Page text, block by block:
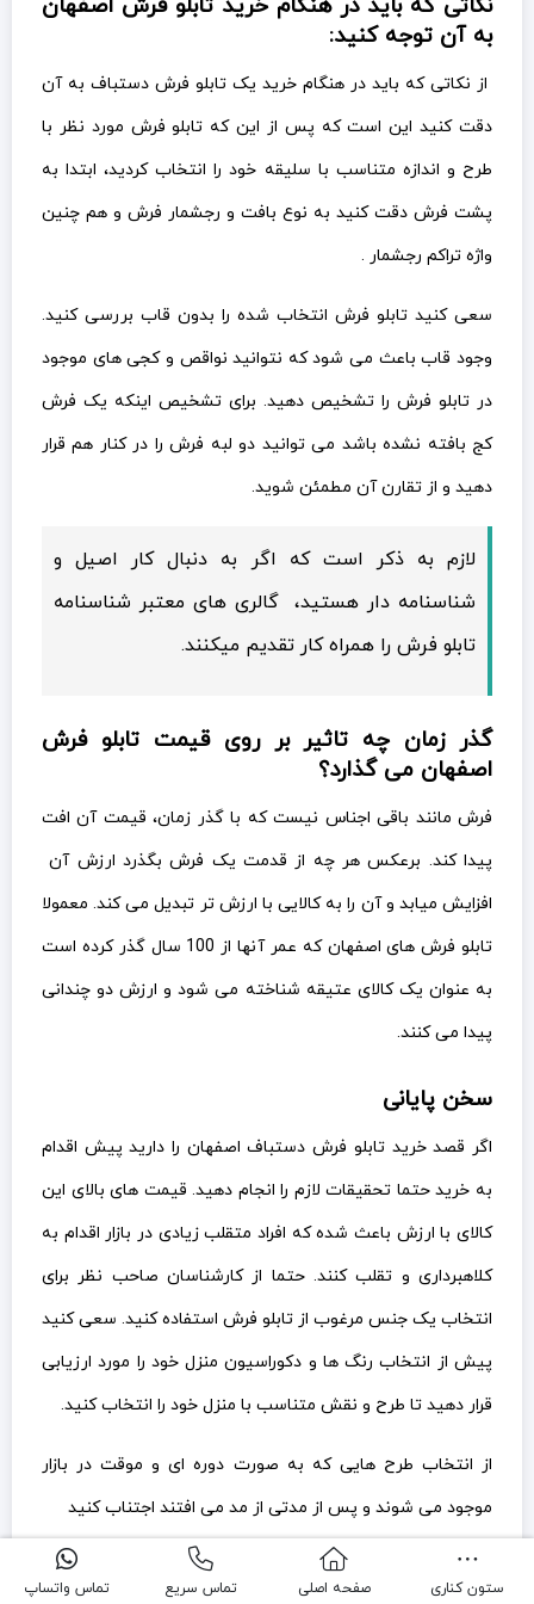
به آن توجه کنید:
از نکاتی که باید در هنگام خرید یک تابلو فرش دستباف به آن
دقت کنید این است که پس از این که تابلو فرش مورد نظر با
طرح و اندازه متناسب با سلیقه خود را انتخاب کردید، ابتدا به
پشت فرش دقت کنید به نوع بافت و رجشمار فرش و هم چنین
واژه تراکم رجشمار .
سعی کنید تابلو فرش انتخاب شده را بدون قاب بررسی کنید.
وجود قاب باعث می شود که نتوانید نواقص و کجی های موجود
در تابلو فرش را تشخیص دهید. برای تشخیص اینکه یک فرش
کج بافته نشده باشد می توانید دو لبه فرش را در کنار هم قرار
دهید و از تقارن آن مطمئن شوید.
لازم به ذکر است که اگر به دنبال کار اصیل و
شناسنامه دار هستید، گالری های معتبر شناسنامه
تابلو فرش را همراه کار تقدیم میکنند.
گذر زمان چه تاثیر بر روی قیمت تابلو فرش
اصفهان می گذارد؟
فرش مانند باقی اجناس نیست که با گذر زمان، قیمت آن افت
پیدا کند. برعکس هر چه از قدمت یک فرش بگذرد ارزش آن
افزایش میابد و آن را به کالایی با ارزش تر تبدیل می کند. معمولا
تابلو فرش های اصفهان که عمر آنها از 100 سال گذر کرده است
به عنوان یک کالای عتیقه شناخته می شود و ارزش دو چندانی
پیدا می کنند.
سخن پایانی
اگر قصد خرید تابلو فرش دستباف اصفهان را دارید پیش اقدام
به خرید حتما تحقیقات لازم را انجام دهید. قیمت های بالای این
کالای با ارزش باعث شده که افراد متقلب زیادی در بازار اقدام به
کلاهبرداری و تقلب کنند. حتما از کارشناسان صاحب نظر برای
انتخاب یک جنس مرغوب از تابلو فرش استفاده کنید. سعی کنید
پیش از انتخاب رنگ ها و دکوراسیون منزل خود را مورد ارزیابی
قرار دهید تا طرح و نقش متناسب با منزل خود را انتخاب کنید.
از انتخاب طرح هایی که به صورت دوره ای و موقت در بازار
موجود می شوند و پس از مدتی از مد می افتند اجتناب کنید
ستون کناری صفحه اصلی تماس سریع تماس واتساپ